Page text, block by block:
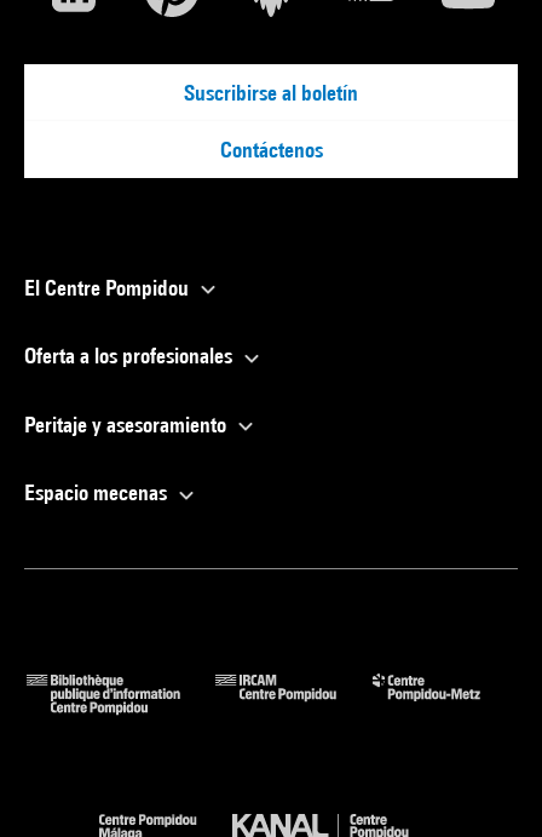
Suscribirse al boletín
Contáctenos
El Centre Pompidou
Oferta a los profesionales
Peritaje y asesoramiento
Espacio mecenas